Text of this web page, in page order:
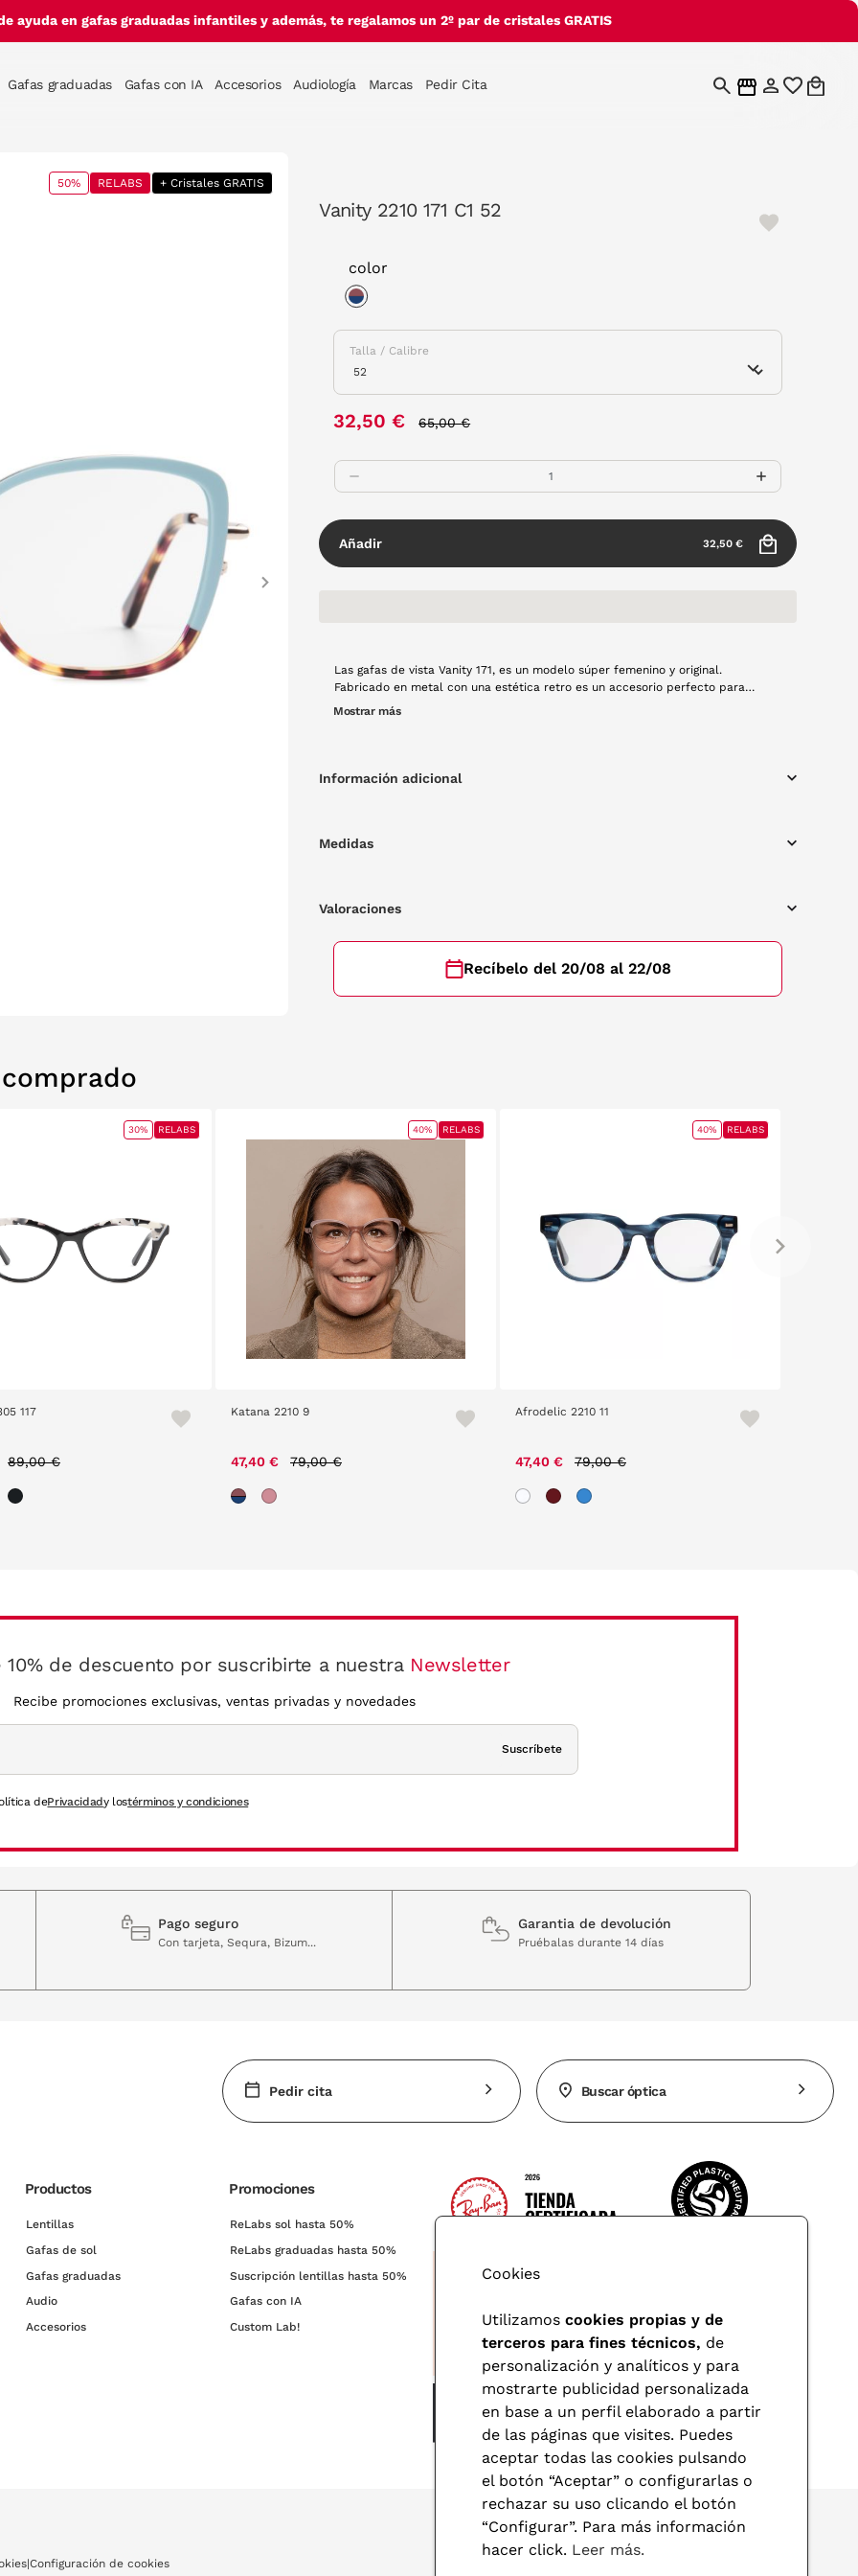
ayuda en gafas graduadas infantiles y además, te regalamos un 2º par de cristales GRATIS
Gafas graduadas Gafas con IA Accesorios Audiología Marcas Pedir Cita
50% RELABS + Cristales GRATIS
Vanity 2210 171 C1 52
color
Talla / Calibre
32,50 € 65,00 €
Añadir 32,50 €
Las gafas de vista Vanity 171, es un modelo súper femenino y original.
Fabricado en metal con una estética retro es un accesorio perfecto para
aquellas mujeres que no les guste pasar desapercibidas.Su combinación de
Mostrar más
Información adicional
Medidas
Valoraciones
Recíbelo del 20/08 al 22/08
117
89,00 €
30% RELABS
Katana 2210 9
47,40 € 79,00 €
40% RELABS
Afrodelic 2210 11
47,40 € 79,00 €
40% RELABS
10% de descuento por suscribirte a nuestra Newsletter
Recibe promociones exclusivas, ventas privadas y novedades
Suscríbete
dePrivacidady lostérminos y condiciones
Pago seguro
Con tarjeta, Sequra, Bizum...
Garantia de devolución
Pruébalas durante 14 días
Pedir cita Buscar óptica
Productos
Lentillas
Gafas de sol
Gafas graduadas
Audio
Accesorios
Promociones
ReLabs sol hasta 50%
ReLabs graduadas hasta 50%
Suscripción lentillas hasta 50%
Gafas con IA
Custom Lab!
|Configuración de cookies
Cookies
Utilizamos cookies propias y de
terceros para fines técnicos, de
personalización y analíticos y para
mostrarte publicidad personalizada
en base a un perfil elaborado a partir
de las páginas que visites. Puedes
aceptar todas las cookies pulsando
el botón “Aceptar” o configurarlas o
rechazar su uso clicando el botón
“Configurar”. Para más información
hacer click. Leer más.